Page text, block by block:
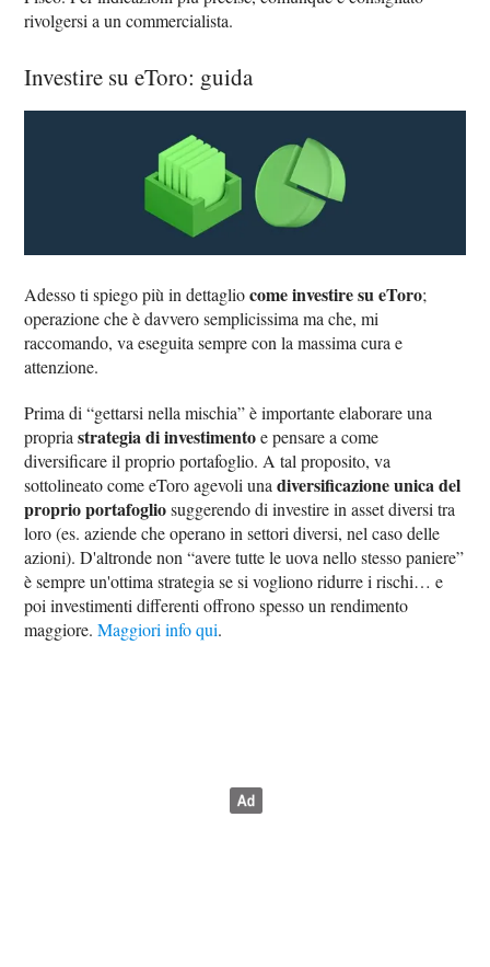
rivolgersi a un commercialista.
Investire su eToro: guida
Adesso ti spiego più in dettagliocome investire su eToro;
operazione che è davvero semplicissima ma che, mi
raccomando, va eseguita sempre con la massima cura e
attenzione.
Prima di “gettarsi nella mischia” è importante elaborare una
propriastrategia di investimentoe pensare a come
diversificare il proprio portafoglio. A tal proposito, va
sottolineato come eToro agevoli unadiversificazione unica del
proprio portafogliosuggerendo di investire in asset diversi tra
loro (es. aziende che operano in settori diversi, nel caso delle
azioni). D'altronde non “avere tutte le uova nello stesso paniere”
è sempre un'ottima strategia se si vogliono ridurre i rischi… e
poi investimenti differenti offrono spesso un rendimento
maggiore.Maggiori info qui.